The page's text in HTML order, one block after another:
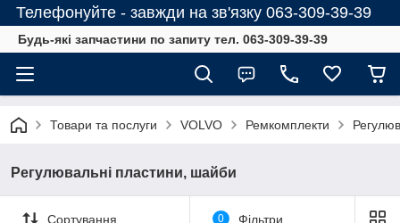
Телефонуйте - завжди на зв'язку 063-309-39-39
Будь-які запчастини по запиту тел. 063-309-39-39
Товари та послуги VOLVO Ремкомплекти
Регулювальні пластини, шайби
Сортування 0 Фільтри